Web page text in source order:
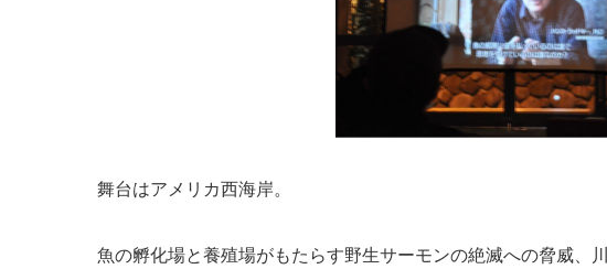
舞台はアメリカ西海岸。
魚の孵化場と養殖場がもたらす野生サーモンの絶滅への脅威、